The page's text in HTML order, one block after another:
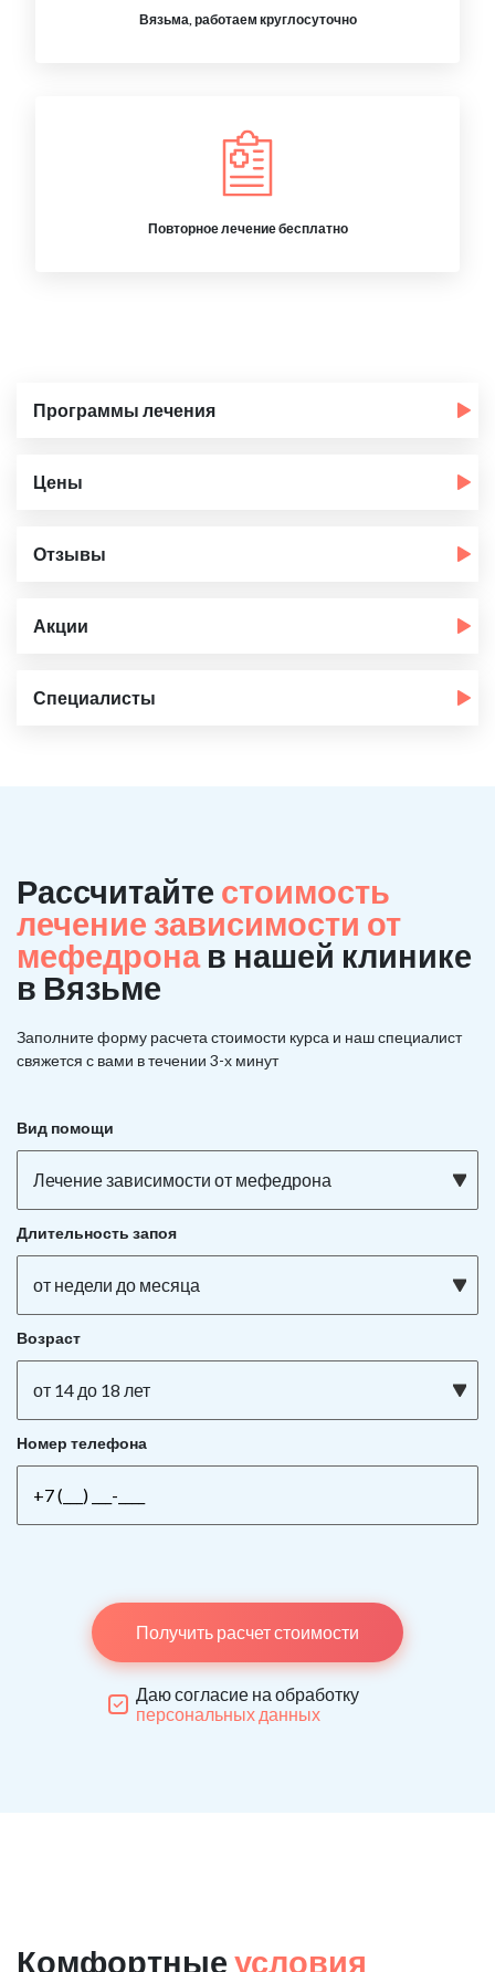
Вязьма, работаем круглосуточно
Повторное лечение бесплатно
Программы лечения
Цены
Отзывы
Акции
Специалисты
Рассчитайте стоимость
лечение зависимости от
мефедрона в нашей клинике
в Вязьме
Заполните форму расчета стоимости курса и наш специалист
свяжется с вами в течении 3-х минут
Вид помощи
Лечение зависимости от мефедрона
Длительность запоя
от недели до месяца
Возраст
от 14 до 18 лет
Номер телефона
Получить расчет стоимости
Даю согласие на обработку
персональных данных
Комфортные условия